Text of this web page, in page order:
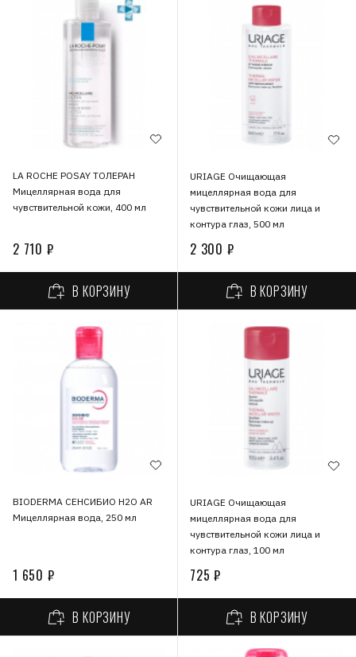
LA ROCHE POSAY ТОЛЕРАН
Мицеллярная вода для
чувствительной кожи, 400 мл
2 710 ₽
В КОРЗИНУ
URIAGE Очищающая
мицеллярная вода для
чувствительной кожи лица и
контура глаз, 500 мл
2 300 ₽
В КОРЗИНУ
BIODERMA СЕНСИБИО H2O AR
Мицеллярная вода, 250 мл
1 650 ₽
В КОРЗИНУ
URIAGE Очищающая
мицеллярная вода для
чувствительной кожи лица и
контура глаз, 100 мл
725 ₽
В КОРЗИНУ